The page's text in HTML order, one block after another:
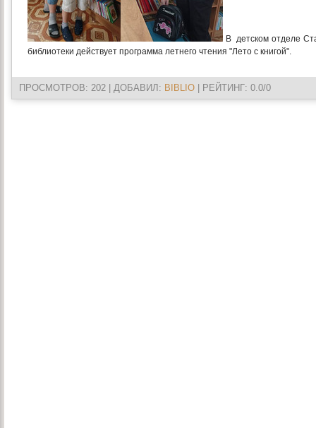
В детском отделе
библиотеки действует программа летнего чтения "Лето с книгой".
ПРОСМОТРОВ: 202 | ДОБАВИЛ: BIBLIO | РЕЙТИНГ: 0.0/0